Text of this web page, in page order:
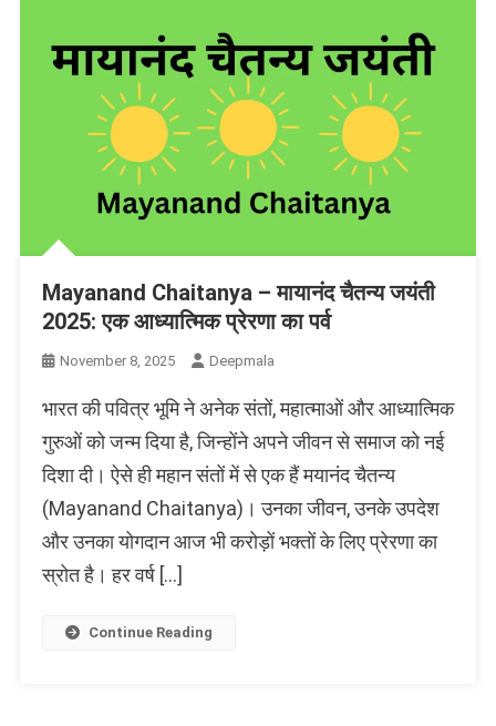
Mayanand Chaitanya – मायानंद चैतन्य जयंती
2025: एक आध्यात्मिक प्रेरणा का पर्व
November 8, 2025 Deepmala
भारत की पवित्र भूमि ने अनेक संतों, महात्माओं और आध्यात्मिक
गुरुओं को जन्म दिया है, जिन्होंने अपने जीवन से समाज को नई
दिशा दी। ऐसे ही महान संतों में से एक हैं मयानंद चैतन्य
(Mayanand Chaitanya)। उनका जीवन, उनके उपदेश
और उनका योगदान आज भी करोड़ों भक्तों के लिए प्रेरणा का
स्रोत है। हर वर्ष […]
Continue Reading